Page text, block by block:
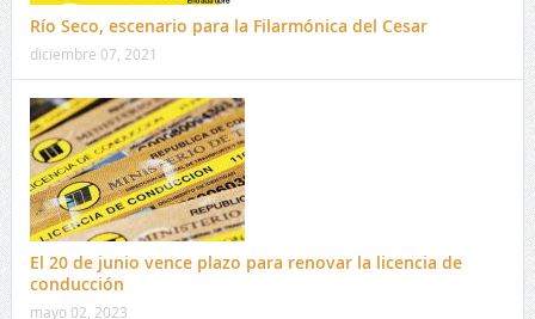
Río Seco, escenario para la Filarmónica del Cesar
diciembre 07, 2021
El 20 de junio vence plazo para renovar la licencia de
conducción
mayo 02, 2023